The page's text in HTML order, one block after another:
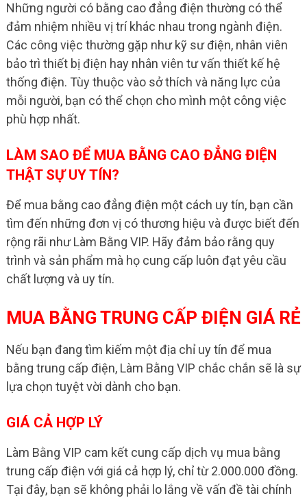
Những người có bằng cao đẳng điện thường có thể
đảm nhiệm nhiều vị trí khác nhau trong ngành điện.
Các công việc thường gặp như kỹ sư điện, nhân viên
bảo trì thiết bị điện hay nhân viên tư vấn thiết kế hệ
thống điện. Tùy thuộc vào sở thích và năng lực của
mỗi người, bạn có thể chọn cho mình một công việc
phù hợp nhất.
LÀM SAO ĐỂ MUA BẰNG CAO ĐẲNG ĐIỆN
THẬT SỰ UY TÍN?
Để mua bằng cao đẳng điện một cách uy tín, bạn cần
tìm đến những đơn vị có thương hiệu và được biết đến
rộng rãi như Làm Bằng VIP. Hãy đảm bảo rằng quy
trình và sản phẩm mà họ cung cấp luôn đạt yêu cầu
chất lượng và uy tín.
MUA BẰNG TRUNG CẤP ĐIỆN GIÁ RẺ
Nếu bạn đang tìm kiếm một địa chỉ uy tín để mua
bằng trung cấp điện, Làm Bằng VIP chắc chắn sẽ là sự
lựa chọn tuyệt vời dành cho bạn.
GIÁ CẢ HỢP LÝ
Làm Bằng VIP cam kết cung cấp dịch vụ mua bằng
trung cấp điện với giá cả hợp lý, chỉ từ 2.000.000 đồng.
Tại đây, bạn sẽ không phải lo lắng về vấn đề tài chính